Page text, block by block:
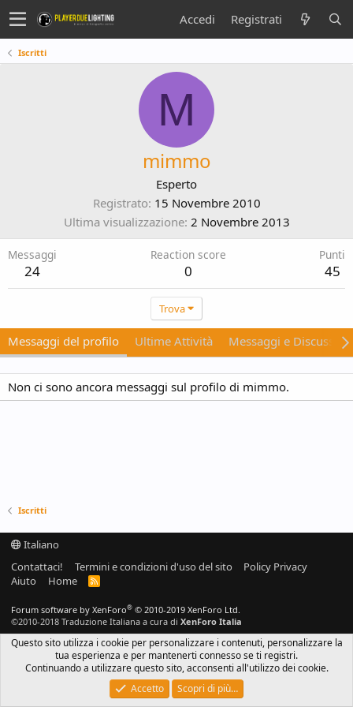
Accedi Registrati
Iscritti
M
mimmo
Esperto
Registrato 15 Novembre 2010
Ultima visualizzazione 2 Novembre 2013
Messaggi
24
Reaction score
0
Punti
45
Trova
Messaggi del profilo Ultime Attività Messaggi e
Non ci sono ancora messaggi sul profilo di mimmo.
Iscritti
Italiano
Contattaci!
Termini e condizioni d'uso del sito
Policy Privacy
Aiuto
Home
R
Forum software by XenForo® © 2010-2019 XenForo Ltd.
©2010-2018 Traduzione Italiana a cura di XenForo Italia
Questo sito utilizza i cookie per personalizzare i contenuti, personalizzare la
tua esperienza e per mantenerti connesso se ti registri.
Continuando a utilizzare questo sito, acconsenti all'utilizzo dei cookie.
Accetto
Scopri di più…